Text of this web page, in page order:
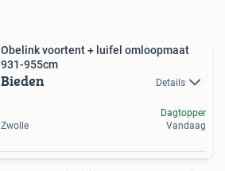
Obelink voortent + luifel omloopmaat
931-955cm
Bieden Details
Zwolle
Dagtopper
Vandaag